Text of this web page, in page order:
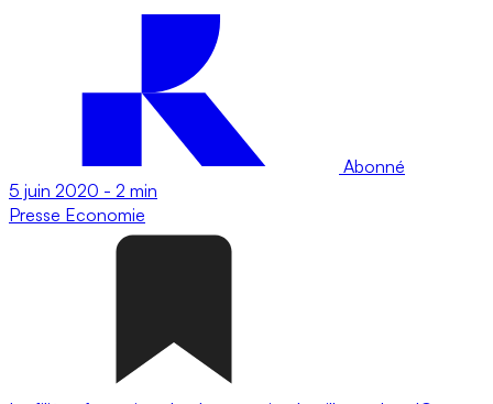
Abonné
5 juin 2020 - 2 min
Presse Economie